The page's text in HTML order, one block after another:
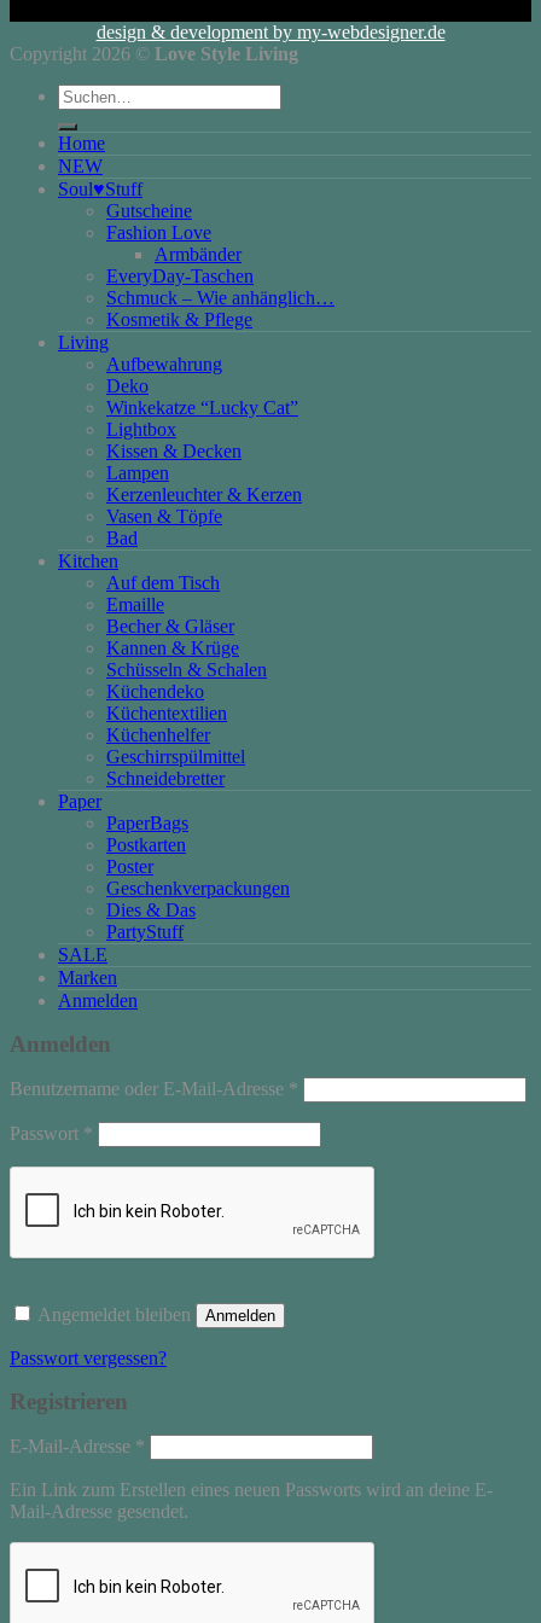
design & development by my-webdesigner.de
Copyright 2026 © Love Style Living
Suchen
nach:
Home
NEW
Soul♥Stuff
Gutscheine
Fashion Love
Armbänder
EveryDay-Taschen
Schmuck – Wie anhänglich…
Kosmetik & Pflege
Living
Aufbewahrung
Deko
Winkekatze “Lucky Cat”
Lightbox
Kissen & Decken
Lampen
Kerzenleuchter & Kerzen
Vasen & Töpfe
Bad
Kitchen
Auf dem Tisch
Emaille
Becher & Gläser
Kannen & Krüge
Schüsseln & Schalen
Küchendeko
Küchentextilien
Küchenhelfer
Geschirrspülmittel
Schneidebretter
Paper
PaperBags
Postkarten
Poster
Geschenkverpackungen
Dies & Das
PartyStuff
SALE
Marken
Anmelden
Anmelden
Benutzername oder E-Mail-Adresse *
Passwort *
Angemeldet bleiben Anmelden
Passwort vergessen?
Registrieren
E-Mail-Adresse *
Ein Link zum Erstellen eines neuen Passworts wird an deine E-
Mail-Adresse gesendet.